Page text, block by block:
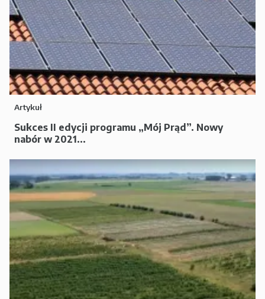
Artykuł
Sukces II edycji programu „Mój Prąd”. Nowy
nabór w 2021...